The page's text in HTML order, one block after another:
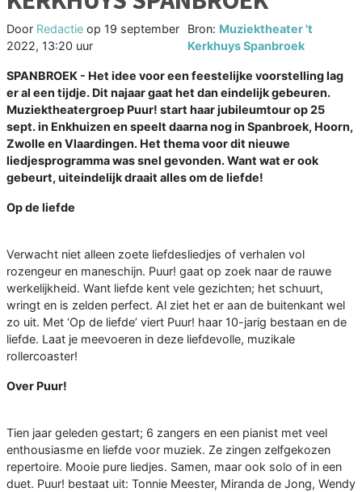
Door Redactie op 19 september
2022, 13:20 uur
Bron: Muziektheater 't
Kerkhuys Spanbroek
SPANBROEK - Het idee voor een feestelijke voorstelling lag
er al een tijdje. Dit najaar gaat het dan eindelijk gebeuren.
Muziektheatergroep Puur! start haar jubileumtour op 25
sept. in Enkhuizen en speelt daarna nog in Spanbroek, Hoorn,
Zwolle en Vlaardingen. Het thema voor dit nieuwe
liedjesprogramma was snel gevonden. Want wat er ook
gebeurt, uiteindelijk draait alles om de liefde!
Op de liefde
Verwacht niet alleen zoete liefdesliedjes of verhalen vol
rozengeur en maneschijn. Puur! gaat op zoek naar de rauwe
werkelijkheid. Want liefde kent vele gezichten; het schuurt,
wringt en is zelden perfect. Al ziet het er aan de buitenkant wel
zo uit. Met ‘Op de liefde’ viert Puur! haar 10-jarig bestaan en de
liefde. Laat je meevoeren in deze liefdevolle, muzikale
rollercoaster!
Over Puur!
Tien jaar geleden gestart; 6 zangers en een pianist met veel
enthousiasme en liefde voor muziek. Ze zingen zelfgekozen
repertoire. Mooie pure liedjes. Samen, maar ook solo of in een
duet. Puur! bestaat uit: Tonnie Meester, Miranda de Jong, Wendy